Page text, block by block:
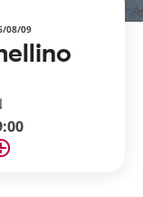
08/09